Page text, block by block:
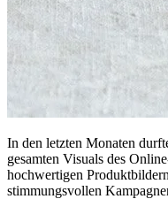
In den letzten Monaten
gesamten Visuals des
hochwertigen
stimmungsvollen